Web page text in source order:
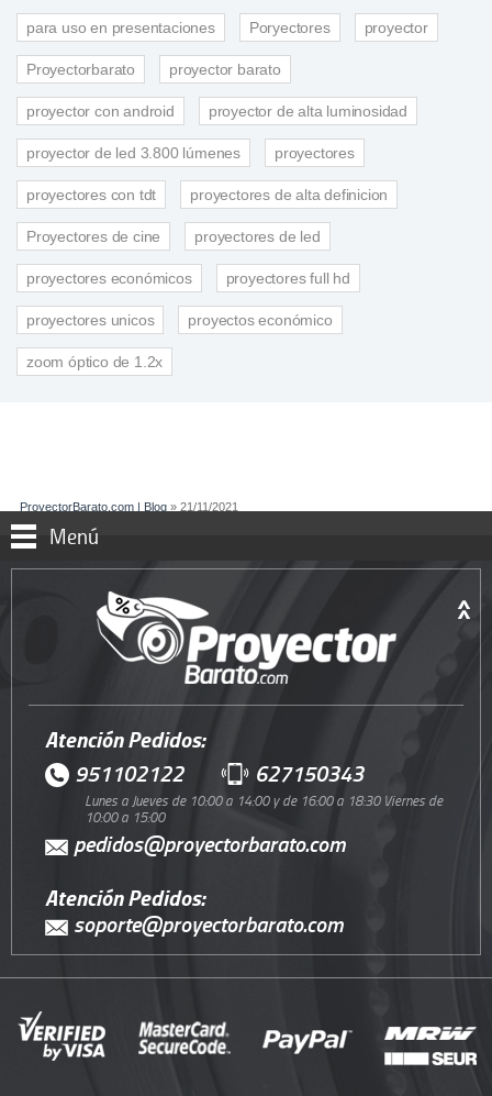
para uso en presentaciones Poryectores proyector
Proyectorbarato proyector barato
proyector con android proyector de alta luminosidad
proyector de led 3.800 lúmenes proyectores
proyectores con tdt proyectores de alta definicion
Proyectores de cine proyectores de led
proyectores económicos proyectores full hd
proyectores unicos proyectos económico
zoom óptico de 1.2x
ProyectorBarato.com | Blog » 21/11/2021
Atención Pedidos:
951102122 627150343
Lunes a Jueves de 10:00 a 14:00 y de 16:00 a 18:30 Viernes de
10:00 a 15:00
pedidos@proyectorbarato.com
Atención Pedidos:
soporte@proyectorbarato.com
Menú